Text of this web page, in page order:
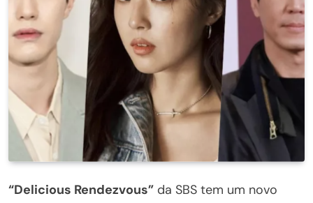
“Delicious Rendezvous” da SBS tem um novo